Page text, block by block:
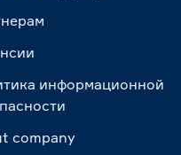
информационной
сompany